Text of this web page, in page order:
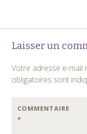
des
articles
Laisser un
Votre adresse e-mail
obligatoires sont
COMMENTAIRE
*